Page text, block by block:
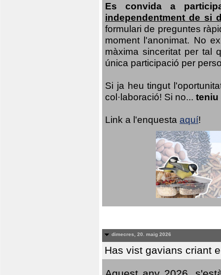
Es convida a
independentment de si
formulari de preguntes
moment l'anonimat. No
màxima sinceritat per tal
única participació per
Si ja heu tingut
col·laboració! Si no... teniu
Link a l'enquesta aquí!
dimecres, 20. maig 2026
Has vist gavians criant